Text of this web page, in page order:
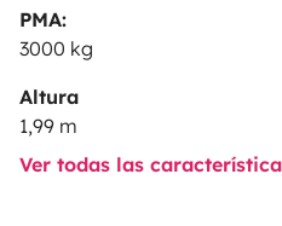
PMA:
3000 kg
Altura
1,99 m
Ver todas las